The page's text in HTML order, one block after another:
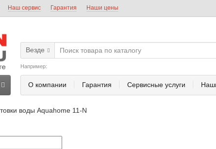
Наш сервис Гарантия Наши цены
Везде
Например:
О компании Гарантия Сервисные услуги
воды Aquahome 11-N